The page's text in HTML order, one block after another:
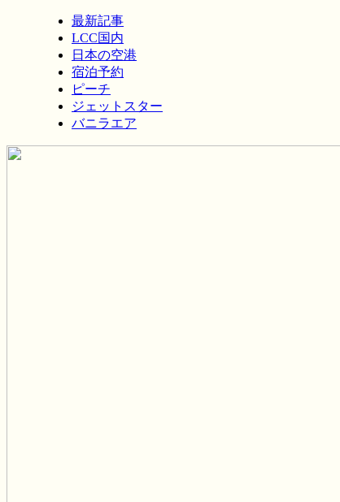
最新記事
LCC国内
日本の空港
宿泊予約
ピーチ
ジェットスター
バニラエア